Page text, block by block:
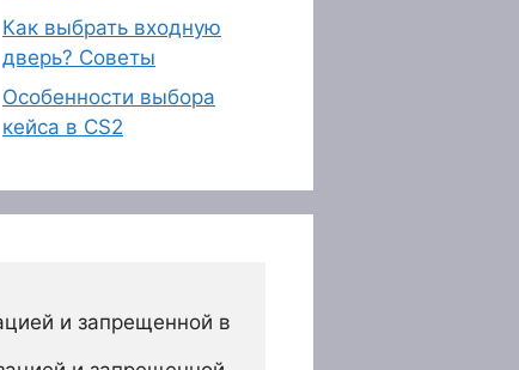
Как выбрать входную
дверь? Советы
Особенности выбора
кейса в CS2
и запрещенной в